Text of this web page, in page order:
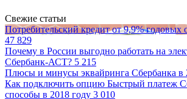
Свежие статьи
Потребительский кредит от 9,9% годовых
47 829
Почему в России выгодно работать на
Сбербанк-АСТ? 5 215
Плюсы и минусы эквайринга Сбербанка в
Как подключить опцию Быстрый платеж
способы в 2018 году 3 010